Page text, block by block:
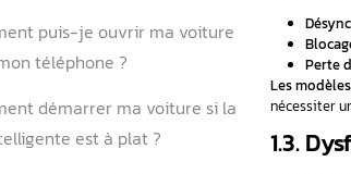
8. Services Aurel Automobile –
Expertise électronique automobile
9.Conclusion